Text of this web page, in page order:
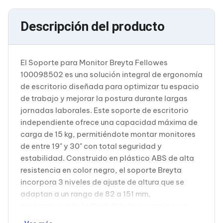
Cables KVM
Fuentes de Poder
Enfriamiento para Servidores
Soportes y Paneles
Servidores
Soportes de Datos
Ultrium
Accesorios para Discos Duros
Gabinetes de Discos Duros
Discos Duros Externos
Discos Duros para NAS
Discos Duros para Videovigilancia
Discos Duros para Servidores
Accesorios para SSD
Gabinetes para SSD
Almacenamiento MSA
Discos Duros Internos para PC
Descripción del producto
El Soporte para Monitor Breyta Fellowes
100098502 es una solución integral de ergonomía
de escritorio diseñada para optimizar tu espacio
de trabajo y mejorar la postura durante largas
jornadas laborales. Este soporte de escritorio
independiente ofrece una capacidad máxima de
carga de 15 kg, permitiéndote montar monitores
de entre 19" y 30" con total seguridad y
estabilidad. Construido en plástico ABS de alta
resistencia en color negro, el soporte Breyta
incorpora 3 niveles de ajuste de altura que se
adaptan a un rango de 82 a 151 mm,